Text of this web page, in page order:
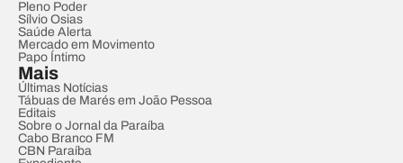
Pleno Poder
Sílvio Osias
Saúde Alerta
Mercado em Movimento
Papo Íntimo
Mais
Últimas Notícias
Tábuas de Marés em João Pessoa
Editais
Sobre o Jornal da Paraíba
Cabo Branco FM
CBN Paraíba